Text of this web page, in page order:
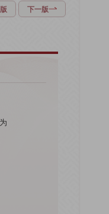
下一版